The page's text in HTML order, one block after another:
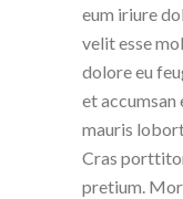
eum iriure
velit esse
dolore eu
et
mauris
Cras
pretium.